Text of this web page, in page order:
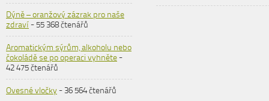
Dýně – oranžový zázrak pro naše
zdraví- 55 368 čtenářů
Aromatickým sýrům, alkoholu nebo
čokoládě se po operaci vyhněte-
42 475 čtenářů
Ovesné vločky- 36 564 čtenářů